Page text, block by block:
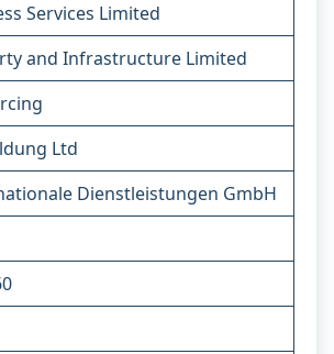
Services Limited
and Infrastructure Limited
Ltd
Dienstleistungen GmbH